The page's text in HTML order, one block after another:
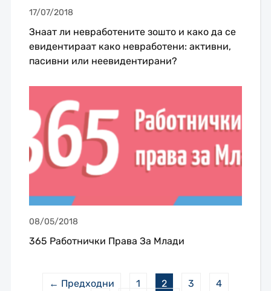
17/07/2018
Знаат ли невработените зошто и како да се
евидентираат како невработени: активни,
пасивни или неевидентирани?
08/05/2018
365 Работнички Права За Млади
← Предходни 1 2 3
4